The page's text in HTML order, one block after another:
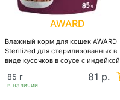
AWARD
Влажный корм для кошек AWARD
Sterilized для стерилизованных в
виде кусочков в соусе с индейкой
в наличии
85 г 81 р.